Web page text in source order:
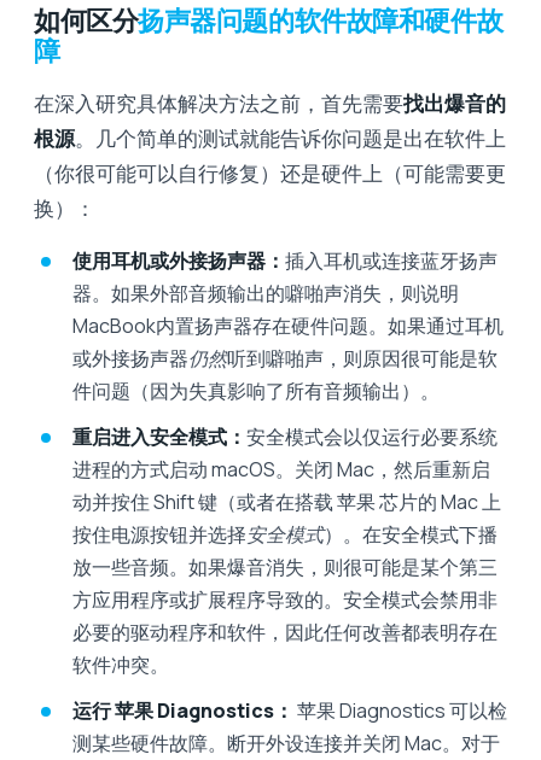
如何区分扬声器问题的软件故障和硬件故
障
在深入研究具体解决方法之前，首先需要找出爆音的
根源。几个简单的测试就能告诉你问题是出在软件上
（你很可能可以自行修复）还是硬件上（可能需要更
换）：
使用耳机或外接扬声器： 插入耳机或连接蓝牙扬声
器。如果外部音频输出的噼啪声消失，则说明
MacBook内置扬声器存在硬件问题。如果通过耳机
或外接扬声器仍然听到噼啪声，则原因很可能是软
件问题（因为失真影响了所有音频输出）。
重启进入安全模式： 安全模式会以仅运行必要系统
进程的方式启动 macOS。关闭 Mac，然后重新启
动并按住 Shift 键（或者在搭载 苹果 芯片的 Mac 上
按住电源按钮并选择安全模式）。在安全模式下播
放一些音频。如果爆音消失，则很可能是某个第三
方应用程序或扩展程序导致的。安全模式会禁用非
必要的驱动程序和软件，因此任何改善都表明存在
软件冲突。
运行 苹果 Diagnostics： 苹果 Diagnostics 可以检
测某些硬件故障。断开外设连接并关闭 Mac。对于